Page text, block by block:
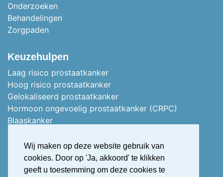
Wij maken op deze website gebruik van
cookies. Door op 'Ja, akkoord' te klikken
geeft u toestemming om deze cookies te
Onderzoeken
Behandelingen
Zorgpaden
Keuzehulpen
Laag risico prostaatkanker
Hoog risico prostaatkanker
Gelokaliseerd prostaatkanker
Hormoon ongevoelig prostaatkanker (CRPC)
Blaaskanker
Nierkanker
Uitgezaaid nierkanker
Stress urine incontinentie